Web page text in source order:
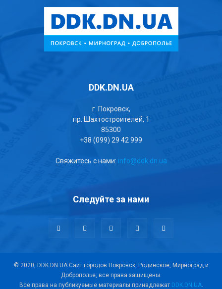
DDK.DN.UA
г. Покровск,
пр. Шахтостроителей, 1
85300
+38 (099) 29 42 999
Свяжитесь с нами: info@ddk.dn.ua
Следуйте за нами
© 2020, DDK.DN.UA Сайт городов Покровск, Родинское, Мирноград и
Доброполье, все права защищены.
Все права на публикуемые материалы принадлежат DDK.DN.UA.